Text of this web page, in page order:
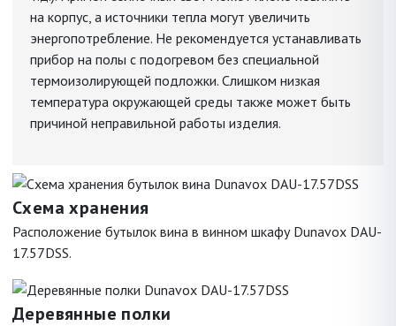
на корпус, а источники тепла могут увеличить
энергопотребление. Не рекомендуется устанавливать
прибор на полы с подогревом без специальной
термоизолирующей подложки. Слишком низкая
температура окружающей среды также может быть
причиной неправильной работы изделия.
Схема хранения
Расположение бутылок вина в винном шкафу Dunavox DAU-
17.57DSS.
Деревянные полки